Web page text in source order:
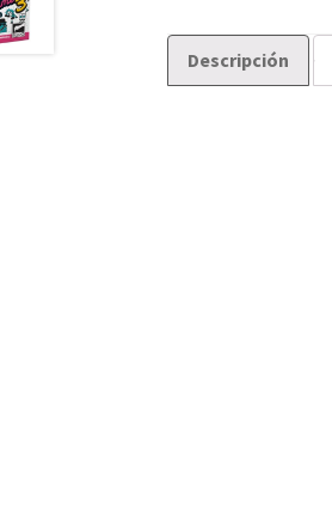
Descripción